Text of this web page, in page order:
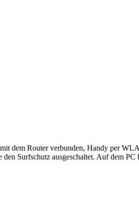
dem Router verbunden, Handy per
Surfschutz ausgeschaltet. Auf dem PC